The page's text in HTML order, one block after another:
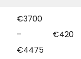
€3700
–
€4475
€420